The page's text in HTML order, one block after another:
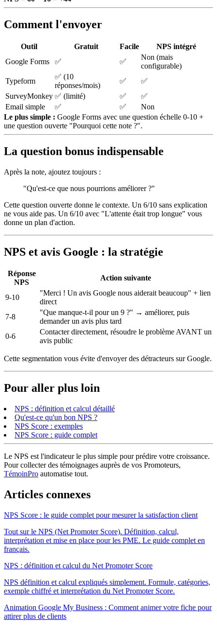
Comment l'envoyer
Outil Gratuit Facile
NPS intégré
Google Forms
✅ ✅
Non (mais
configurable)
Typeform
✅ (10
réponses/mois)
✅
✅
SurveyMonkey ✅ (limité) ✅
✅
Email simple
✅ ✅
Non
Le plus simple : Google Forms avec une question échelle 0-10 +
une question ouverte "Pourquoi cette note ?".
La question bonus indispensable
Après la note, ajoutez toujours :
"Qu'est-ce que nous pourrions améliorer ?"
Cette question ouverte donne le contexte. Un 6/10 sans explication
ne vous aide pas. Un 6/10 avec "L'attente était trop longue" vous
donne un plan d'action.
NPS et avis Google : la stratégie
Réponse
NPS
Action suivante
9-10
"Merci ! Un avis Google nous aiderait beaucoup" + lien
direct
7-8
"Que manque-t-il pour un 9 ?" → améliorer, puis
demander un avis plus tard
0-6
Contacter directement, résoudre le problème AVANT un
avis public
Cette segmentation vous évite d'envoyer des détracteurs sur Google.
Pour aller plus loin
NPS : définition et calcul détaillé
Qu'est-ce qu'un bon NPS ?
NPS Score : exemples
NPS Score : guide complet
Le NPS est l'indicateur le plus simple pour prédire votre croissance.
Pour collecter des témoignages auprès de vos Promoteurs,
TémoinPro automatise tout.
Articles connexes
NPS Score : le guide complet pour mesurer la satisfaction client
Tout sur le NPS (Net Promoter Score). Définition, calcul,
interprétation et mise en place pour les PME. Le guide complet en
français.
NPS : définition et calcul du Net Promoter Score
NPS définition et calcul expliqués simplement. Formule, catégories,
exemple chiffré et interprétation du Net Promoter Score.
Animation Google My Business : Comment animer votre fiche pour
attirer plus de clients